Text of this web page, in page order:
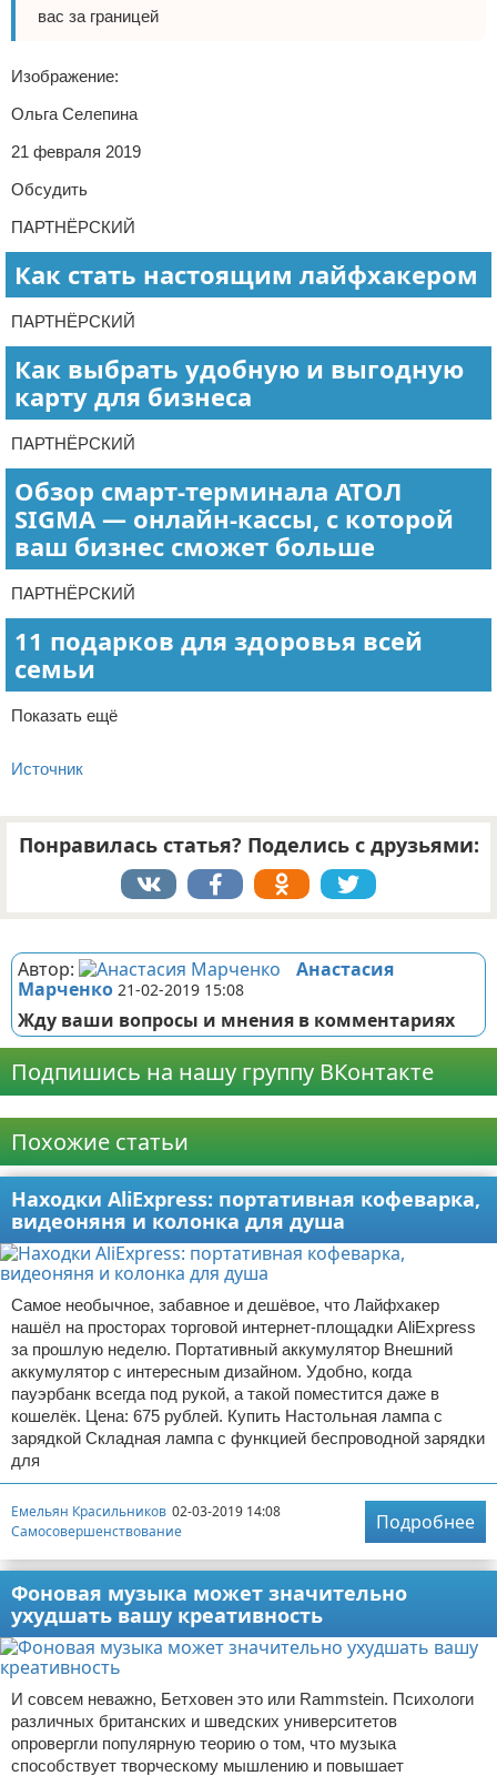
вас за границей
Изображение:
Ольга Селепина
21 февраля 2019
Обсудить
ПАРТНЁРСКИЙ
Как стать настоящим лайфхакером
ПАРТНЁРСКИЙ
Как выбрать удобную и выгодную
карту для бизнеса
ПАРТНЁРСКИЙ
Обзор смарт-терминала АТОЛ
SIGMA — онлайн-кассы, с которой
ваш бизнес сможет больше
ПАРТНЁРСКИЙ
11 подарков для здоровья всей
семьи
Показать ещё
Источник
Понравилась статья? Поделись с друзьями:
Автор:
Анастасия
Марченко 21-02-2019 15:08
Жду ваши вопросы и мнения в комментариях
Подпишись на нашу группу ВКонтакте
Похожие статьи
Находки AliExpress: портативная кофеварка,
видеоняня и колонка для душа
Самое необычное, забавное и дешёвое, что Лайфхакер
нашёл на просторах торговой интернет-площадки AliExpress
за прошлую неделю. Портативный аккумулятор Внешний
аккумулятор с интересным дизайном. Удобно, когда
пауэрбанк всегда под рукой, а такой поместится даже в
кошелёк. Цена: 675 рублей. Купить Настольная лампа с
зарядкой Складная лампа с функцией беспроводной зарядки
для
Емельян Красильников 02-03-2019 14:08
Самосовершенствование
Подробнее
Фоновая музыка может значительно
ухудшать вашу креативность
И совсем неважно, Бетховен это или Rammstein. Психологи
различных британских и шведских университетов
опровергли популярную теорию о том, что музыка
способствует творческому мышлению и повышает